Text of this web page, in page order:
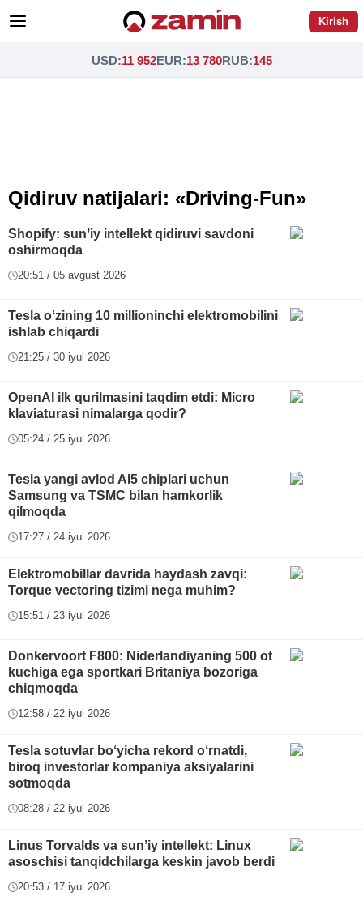
Kirish
USD:11 952EUR:13 780RUB:145
Qidiruv natijalari: «Driving-Fun»
Shopify: sunʼiy intellekt qidiruvi savdoni
oshirmoqda
20:51 / 05 avgust 2026
Tesla oʻzining 10 millioninchi elektromobilini
ishlab chiqardi
21:25 / 30 iyul 2026
OpenAI ilk qurilmasini taqdim etdi: Micro
klaviaturasi nimalarga qodir?
05:24 / 25 iyul 2026
Tesla yangi avlod AI5 chiplari uchun
Samsung va TSMC bilan hamkorlik
qilmoqda
17:27 / 24 iyul 2026
Elektromobillar davrida haydash zavqi:
Torque vectoring tizimi nega muhim?
15:51 / 23 iyul 2026
Donkervoort F800: Niderlandiyaning 500 ot
kuchiga ega sportkari Britaniya bozoriga
chiqmoqda
12:58 / 22 iyul 2026
Tesla sotuvlar boʻyicha rekord oʻrnatdi,
biroq investorlar kompaniya aksiyalarini
sotmoqda
08:28 / 22 iyul 2026
Linus Torvalds va sunʼiy intellekt: Linux
asoschisi tanqidchilarga keskin javob berdi
20:53 / 17 iyul 2026